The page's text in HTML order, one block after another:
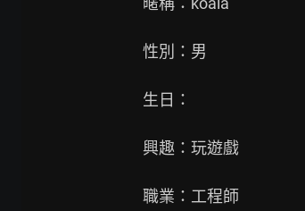
性別：男
生日：
興趣：玩遊戲
職業：工程師